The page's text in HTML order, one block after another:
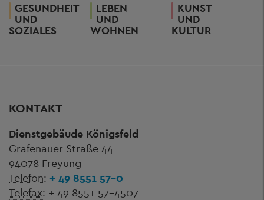
GESUNDHEIT
UND
SOZIALES
LEBEN
UND
WOHNEN
KUNST
UND
KULTUR
KONTAKT
Dienstgebäude Königsfeld
Grafenauer Straße 44
94078 Freyung
Telefon: + 49 8551 57-0
Telefax: + 49 8551 57-4507